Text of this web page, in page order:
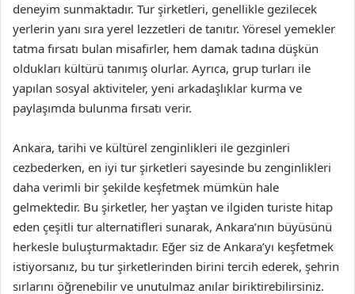
deneyim sunmaktadır. Tur şirketleri, genellikle gezilecek
yerlerin yanı sıra yerel lezzetleri de tanıtır. Yöresel yemekler
tatma fırsatı bulan misafirler, hem damak tadına düşkün
oldukları kültürü tanımış olurlar. Ayrıca, grup turları ile
yapılan sosyal aktiviteler, yeni arkadaşlıklar kurma ve
paylaşımda bulunma fırsatı verir.
Ankara, tarihi ve kültürel zenginlikleri ile gezginleri
cezbederken, en iyi tur şirketleri sayesinde bu zenginlikleri
daha verimli bir şekilde keşfetmek mümkün hale
gelmektedir. Bu şirketler, her yaştan ve ilgiden turiste hitap
eden çeşitli tur alternatifleri sunarak, Ankara’nın büyüsünü
herkesle buluşturmaktadır. Eğer siz de Ankara’yı keşfetmek
istiyorsanız, bu tur şirketlerinden birini tercih ederek, şehrin
sırlarını öğrenebilir ve unutulmaz anılar biriktirebilirsiniz.